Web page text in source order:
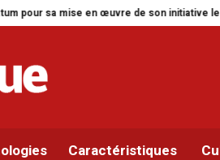
de son initiative legislative. Parlement
Caractéristiques